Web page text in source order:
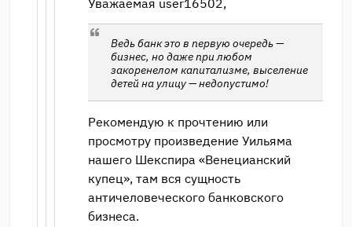
Ведь банк это в первую очередь —
бизнес, но даже при любом
закоренелом капитализме, выселение
детей на улицу — недопустимо!
Рекомендую к прочтению или
просмотру произведение Уильяма
нашего Шекспира «Венецианский
купец», там вся сущность
античеловеческого банковского
бизнеса.